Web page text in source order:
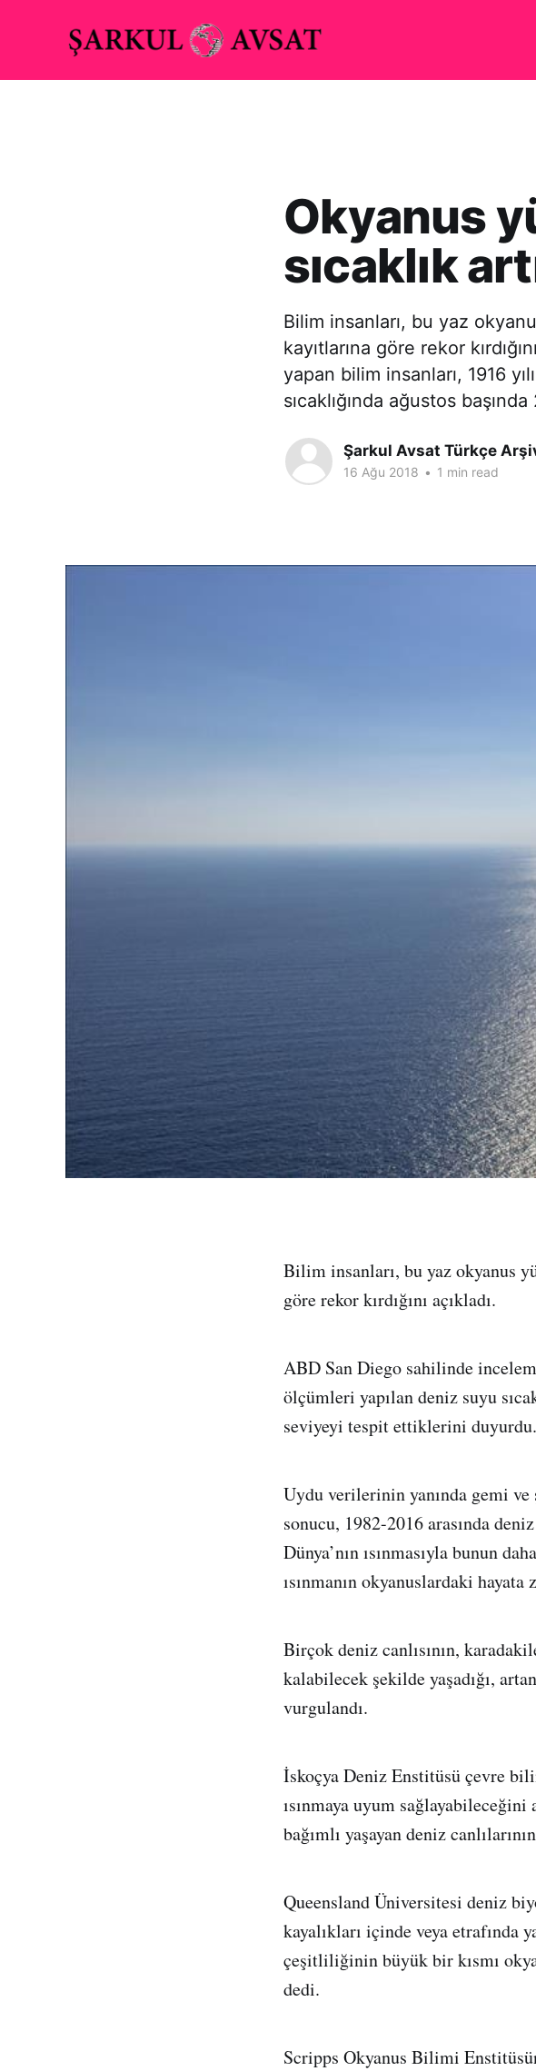
Okyanus
sıcaklık
Bilim insanları, bu yaz
kayıtlarına göre rekor
yapan bilim insanları, 1916
sıcaklığında ağustos
Şarkul Avsat Türkçe
16 Ağu 2018 • 1 min read
Bilim insanları, bu yaz okyanus
göre rekor kırdığını açıkladı.
ABD San Diego sahilinde
ölçümleri yapılan deniz suyu
seviyeyi tespit ettiklerini duyurdu.
Uydu verilerinin yanında gemi
sonucu, 1982-2016 arasında
Dünya’nın ısınmasıyla bunun
ısınmanın okyanuslardaki
Birçok deniz canlısının,
kalabilecek şekilde yaşadığı,
vurgulandı.
İskoçya Deniz Enstitüsü çevre
ısınmaya uyum
bağımlı yaşayan deniz
Queensland Üniversitesi deniz
kayalıkları içinde veya etrafında
çeşitliliğinin büyük bir kısmı
dedi.
Scripps Okyanus Bilimi